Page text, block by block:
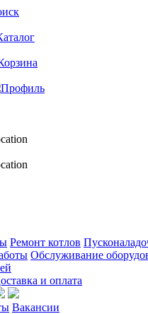
Ремонт котлов
Обслуживание
и оплата
Вакансии